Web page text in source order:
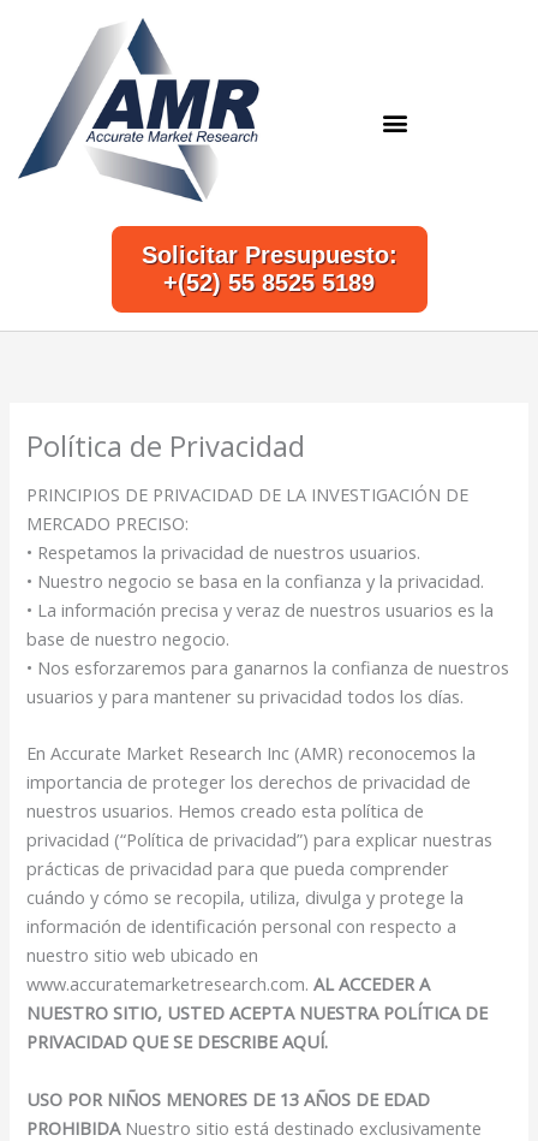
contenido
Solicitar Presupuesto:
+(52) 55 8525 5189
Política de Privacidad
PRINCIPIOS DE PRIVACIDAD DE LA INVESTIGACIÓN DE
MERCADO PRECISO:
• Respetamos la privacidad de nuestros usuarios.
• Nuestro negocio se basa en la confianza y la privacidad.
• La información precisa y veraz de nuestros usuarios es la
base de nuestro negocio.
• Nos esforzaremos para ganarnos la confianza de nuestros
usuarios y para mantener su privacidad todos los días.
En Accurate Market Research Inc (AMR) reconocemos la
importancia de proteger los derechos de privacidad de
nuestros usuarios. Hemos creado esta política de
privacidad (“Política de privacidad”) para explicar nuestras
prácticas de privacidad para que pueda comprender
cuándo y cómo se recopila, utiliza, divulga y protege la
información de identificación personal con respecto a
nuestro sitio web ubicado en
www.accuratemarketresearch.com.AL ACCEDER A
NUESTRO SITIO, USTED ACEPTA NUESTRA POLÍTICA DE
PRIVACIDAD QUE SE DESCRIBE AQUÍ.
USO POR NIÑOS MENORES DE 13 AÑOS DE EDAD
PROHIBIDA Nuestro sitio está destinado exclusivamente